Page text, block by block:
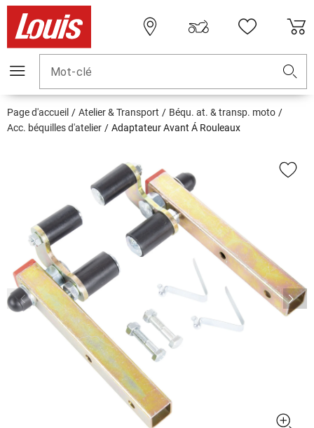
Mot-clé
Page d'accueil Atelier & Transport
Béqu. at. & transp. moto
Acc. béquilles d'atelier
Adaptateur Avant Á Rouleaux